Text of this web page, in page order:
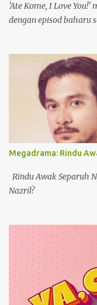
'Ate Kome, I Love
dengan episod baharu
Megadrama: Rindu
Rindu Awak Separuh
Nazril?